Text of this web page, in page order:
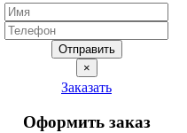
Отправить
×
Заказать
Оформить заказ